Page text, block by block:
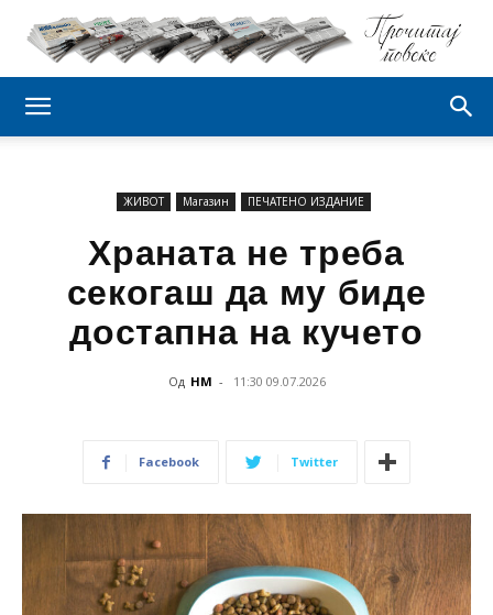
ЖИВОТ Магазин ПЕЧАТЕНО ИЗДАНИЕ
Храната не треба
секогаш да му биде
достапна на кучето
Од НМ - 11:30 09.07.2026
Facebook Twitter